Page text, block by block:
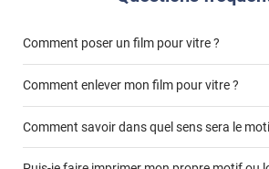
Comment poser un film pour vitre ?
Comment enlever mon film pour vitre ?
Comment savoir dans quel sens sera le
Il y a 2072 jours